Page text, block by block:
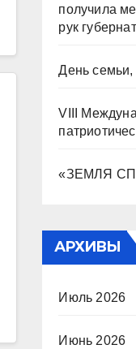
получила
рук
День
VIII
«ЗЕМЛЯ
АРХИВЫ
Июль 2026
Июнь 2026